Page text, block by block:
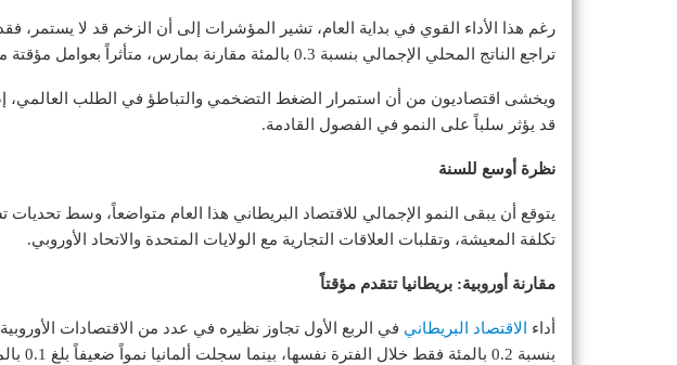
رغم هذا الأداء القوي في بداية العام، تشير المؤشرات إلى أن الزخم قد لا يستمر،
تراجع الناتج المحلي الإجمالي بنسبة 0.3 بالمئة مقارنة بمارس، متأثراً بعوامل مؤقتة مثل التوقفات الفنية والإجازات.
ويخشى اقتصاديون من أن استمرار الضغط التضخمي والتباطؤ في الطلب العالمي،
قد يؤثر سلباً على النمو في الفصول القادمة.
نظرة أوسع للسنة
يتوقع أن يبقى النمو الإجمالي للاقتصاد البريطاني هذا العام متواضعاً، وسط تحديات
تكلفة المعيشة، وتقلبات العلاقات التجارية مع الولايات المتحدة والاتحاد الأوروبي.
مقارنة أوروبية: بريطانيا تتقدم مؤقتاً
أداء الاقتصاد البريطاني في الربع الأول تجاوز نظيره في عدد من الاقتصادات
بنسبة